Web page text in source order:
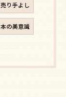
売り手よし
の美意識